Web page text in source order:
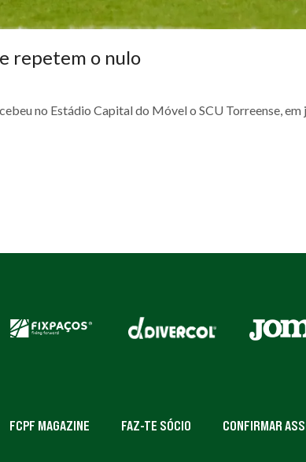
repetem o nulo
no Estádio Capital do Móvel o SCU Torreense,
FCPF MAGAZINE FAZ-TE SÓCIO CONFIRMAR